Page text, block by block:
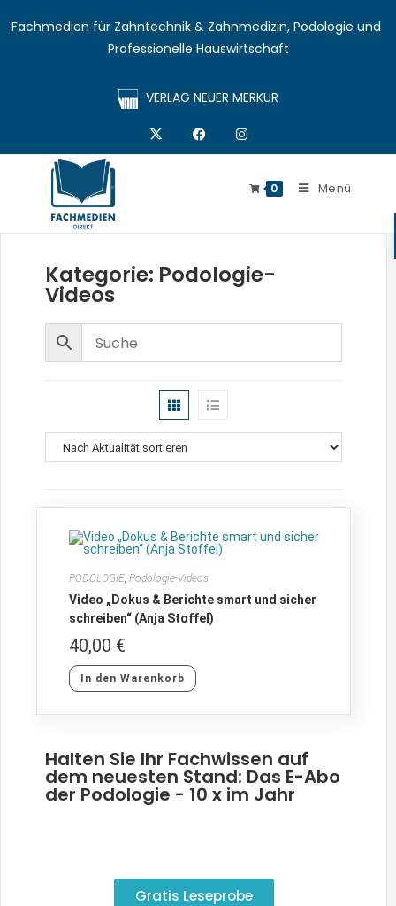
Fachmedien für Zahntechnik & Zahnmedizin, Podologie und
Professionelle Hauswirtschaft
VERLAG NEUER MERKUR
0 Menü
Kategorie: Podologie-
Videos
PODOLOGIE,Podologie-Videos
Video „Dokus & Berichte smart und sicher
schreiben“ (Anja Stoffel)
40,00 €
In den Warenkorb
Halten Sie Ihr Fachwissen auf
dem neuesten Stand: Das E-Abo
der Podologie - 10 x im Jahr
Gratis Leseprobe